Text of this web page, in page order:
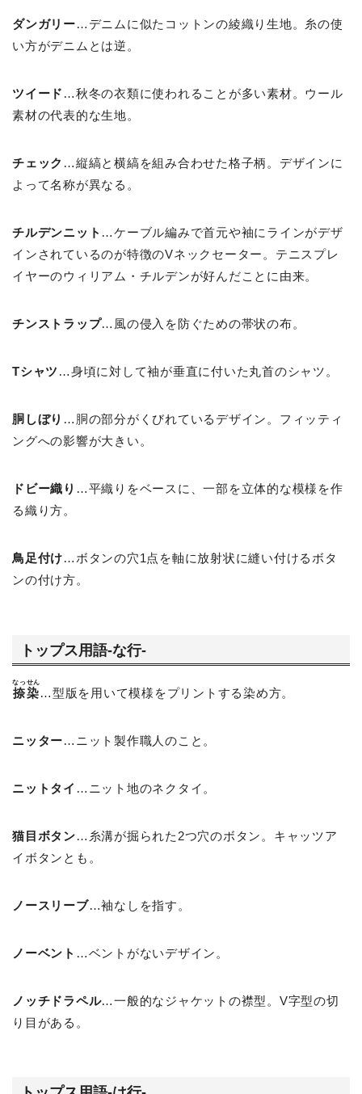
ダンガリー…デニムに似たコットンの綾織り生地。糸の使
い方がデニムとは逆。
ツイード …秋冬の衣類に使われることが多い素材。ウール
素材の代表的な生地。
チェック …縦縞と横縞を組み合わせた格子柄。デザインに
よって名称が異なる。
チルデンニット …ケーブル編みで首元や袖にラインがデザ
インされているのが特徴のVネックセーター。テニスプレ
イヤーのウィリアム・チルデンが好んだことに由来。
チンストラップ…風の侵入を防ぐための帯状の布。
Tシャツ …身頃に対して袖が垂直に付いた丸首のシャツ。
胴しぼり …胴の部分がくびれているデザイン。フィッティ
ングへの影響が大きい。
ドビー織り …平織りをベースに、一部を立体的な模様を作
る織り方。
鳥足付け…ボタンの穴1点を軸に放射状に縫い付けるボタ
ンの付け方。
トップス用語-な行-
捺染
なっせん
…型版を用いて模様をプリントする染め方。
ニッター…ニット製作職人のこと。
ニットタイ …ニット地のネクタイ。
猫目ボタン…糸溝が掘られた2つ穴のボタン。キャッツア
イボタンとも。
ノースリーブ…袖なしを指す。
ノーベント …ベントがないデザイン。
ノッチドラペル…一般的なジャケットの襟型。V字型の切
り目がある。